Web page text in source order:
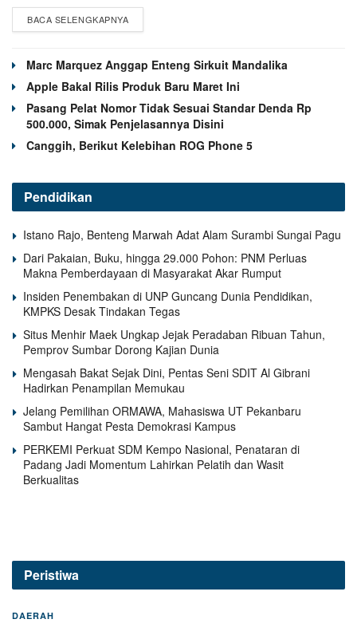
BACA SELENGKAPNYA
Marc Marquez Anggap Enteng Sirkuit Mandalika
Apple Bakal Rilis Produk Baru Maret Ini
Pasang Pelat Nomor Tidak Sesuai Standar Denda Rp
500.000, Simak Penjelasannya Disini
Canggih, Berikut Kelebihan ROG Phone 5
Pendidikan
Istano Rajo, Benteng Marwah Adat Alam Surambi Sungai Pagu
Dari Pakaian, Buku, hingga 29.000 Pohon: PNM Perluas
Makna Pemberdayaan di Masyarakat Akar Rumput
Insiden Penembakan di UNP Guncang Dunia Pendidikan,
KMPKS Desak Tindakan Tegas
Situs Menhir Maek Ungkap Jejak Peradaban Ribuan Tahun,
Pemprov Sumbar Dorong Kajian Dunia
Mengasah Bakat Sejak Dini, Pentas Seni SDIT Al Gibrani
Hadirkan Penampilan Memukau
Jelang Pemilihan ORMAWA, Mahasiswa UT Pekanbaru
Sambut Hangat Pesta Demokrasi Kampus
PERKEMI Perkuat SDM Kempo Nasional, Penataran di
Padang Jadi Momentum Lahirkan Pelatih dan Wasit
Berkualitas
Peristiwa
DAERAH